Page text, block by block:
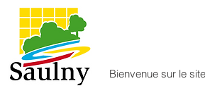
Bienvenue sur le